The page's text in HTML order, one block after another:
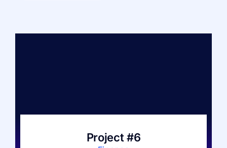
Project #6